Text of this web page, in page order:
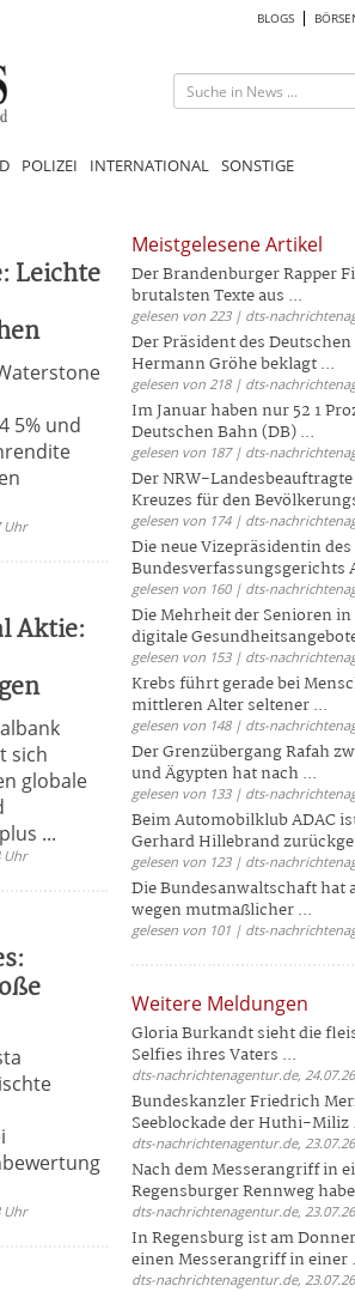
BLOGS
POLIZEI INTERNATIONAL SONSTIGE
Leichte
5% und
Uhr
Aktie:
sich
globale
...
Uhr
Uhr
Meistgelesene Artikel
Der Brandenburger Rapper
brutalsten Texte aus ...
gelesen von 223 | dts-
Der Präsident des
Hermann Gröhe beklagt ...
gelesen von 218 | dts-
Im Januar haben nur 52 1
Deutschen Bahn (DB) ...
gelesen von 187 | dts-
Der NRW-
Kreuzes für den
gelesen von 174 | dts-
Die neue Vizepräsidentin des
gelesen von 160 | dts-
Die Mehrheit der Senioren
digitale
gelesen von 153 | dts-
Krebs führt gerade bei
mittleren Alter seltener ...
gelesen von 148 | dts-
Der Grenzübergang Rafah
und Ägypten hat nach ...
gelesen von 133 | dts-
Beim Automobilklub ADAC
Gerhard Hillebrand
gelesen von 123 | dts-
Die Bundesanwaltschaft hat
wegen mutmaßlicher ...
gelesen von 101 | dts-
Weitere Meldungen
Gloria Burkandt sieht die
Selfies ihres Vaters ...
dts-nachrichtenagentur.de,
Bundeskanzler Friedrich
Seeblockade der Huthi-Miliz
dts-nachrichtenagentur.de,
Nach dem Messerangriff in
Regensburger Rennweg
dts-nachrichtenagentur.de,
In Regensburg ist am
einen Messerangriff in einer
dts-nachrichtenagentur.de,